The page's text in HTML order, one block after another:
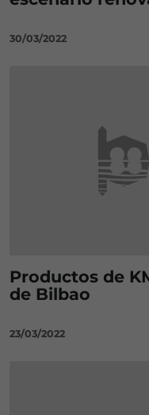
30/03/2022
Productos de
de Bilbao
23/03/2022